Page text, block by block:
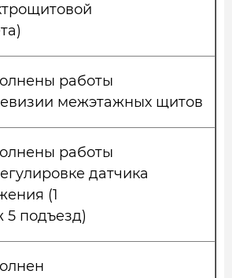
работы
межэтажных щитов
работы
датчика
(1
5 подъезд)